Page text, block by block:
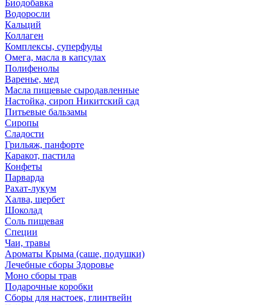
Биодобавка
Водоросли
Кальций
Коллаген
Комплексы, суперфуды
Омега, масла в капсулах
Полифенолы
Варенье, мед
Масла пищевые сыродавленные
Настойка, сироп Никитский сад
Питьевые бальзамы
Сиропы
Сладости
Грильяж, панфорте
Каракот, пастила
Конфеты
Парварда
Рахат-лукум
Халва, щербет
Шоколад
Соль пищевая
Специи
Чаи, травы
Ароматы Крыма (саше, подушки)
Лечебные сборы Здоровье
Моно сборы трав
Подарочные коробки
Сборы для настоек, глинтвейн